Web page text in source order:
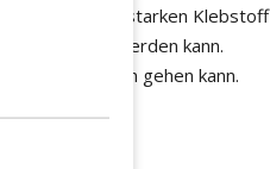
einem extra starken Klebstoff
angebracht werden kann.
verloren gehen kann.